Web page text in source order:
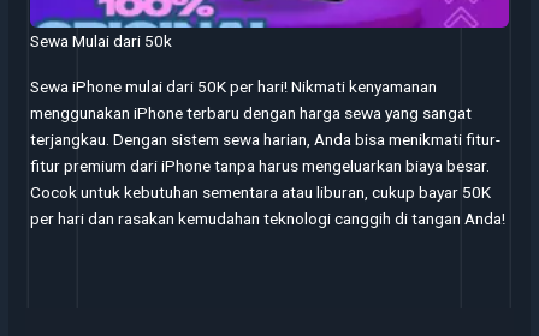
Sewa Mulai dari 50k
Sewa iPhone mulai dari 50K per hari! Nikmati kenyamanan
menggunakan iPhone terbaru dengan harga sewa yang sangat
terjangkau. Dengan sistem sewa harian, Anda bisa menikmati fitur-
fitur premium dari iPhone tanpa harus mengeluarkan biaya besar.
Cocok untuk kebutuhan sementara atau liburan, cukup bayar 50K
per hari dan rasakan kemudahan teknologi canggih di tangan Anda!